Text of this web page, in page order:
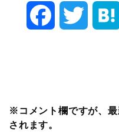
※コメント欄ですが、
されます。